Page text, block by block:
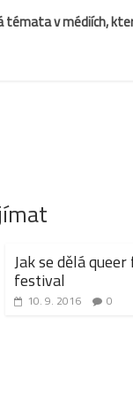
v médiích,
Jak se dělá
festival
10. 9. 2016 0